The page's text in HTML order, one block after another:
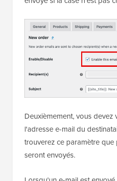
Deuxièmement, vous devez
l'adresse e-mail du
trouverez ce paramètre
seront envoyés.